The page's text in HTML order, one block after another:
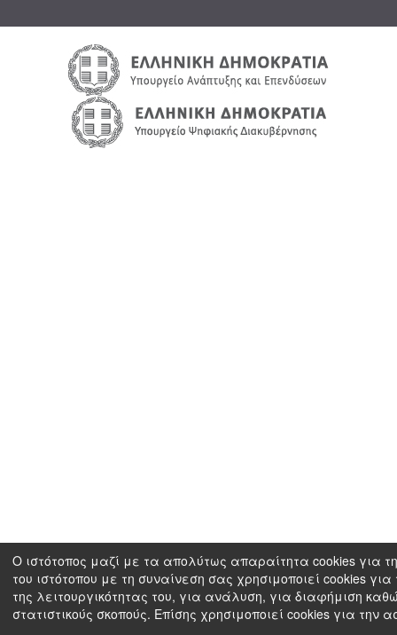
Ο ιστότοπος μαζί με τα απολύτως απαραίτητα cookies για
του ιστότοπου με τη συναίνεση σας χρησιμοποιεί cookies
της λειτουργικότητας του, για ανάλυση, για διαφήμιση
στατιστικούς σκοπούς. Επίσης χρησιμοποιεί cookies για την